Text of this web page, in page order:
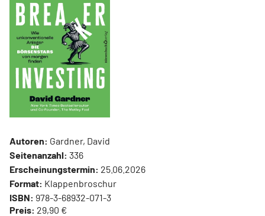
Autoren: Gardner, David
Seitenanzahl: 336
Erscheinungstermin: 25.06.2026
Format: Klappenbroschur
ISBN: 978-3-68932-071-3
Preis: 29,90 €